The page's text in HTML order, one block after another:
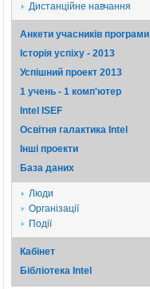
Дистанційне навчання
Анкети учасників програми
Історія успіху - 2013
Успішний проект 2013
1 учень - 1 комп'ютер
Intel ISEF
Освітня галактика Intel
Iншi проекти
База даних
Люди
Організації
Події
Кабінет
Бібліотека Intel